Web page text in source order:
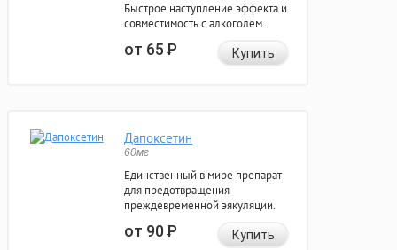
Быстрое наступление эффекта и
совместимость с алкоголем.
от 65Р Купить
Дапоксетин
60мг
Единственный в мире препарат
для предотвращения
преждевременной эякуляции.
от 90Р Купить